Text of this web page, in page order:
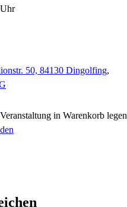
50, 84130 Dingolfing,
Veranstaltung in Warenkorb legen